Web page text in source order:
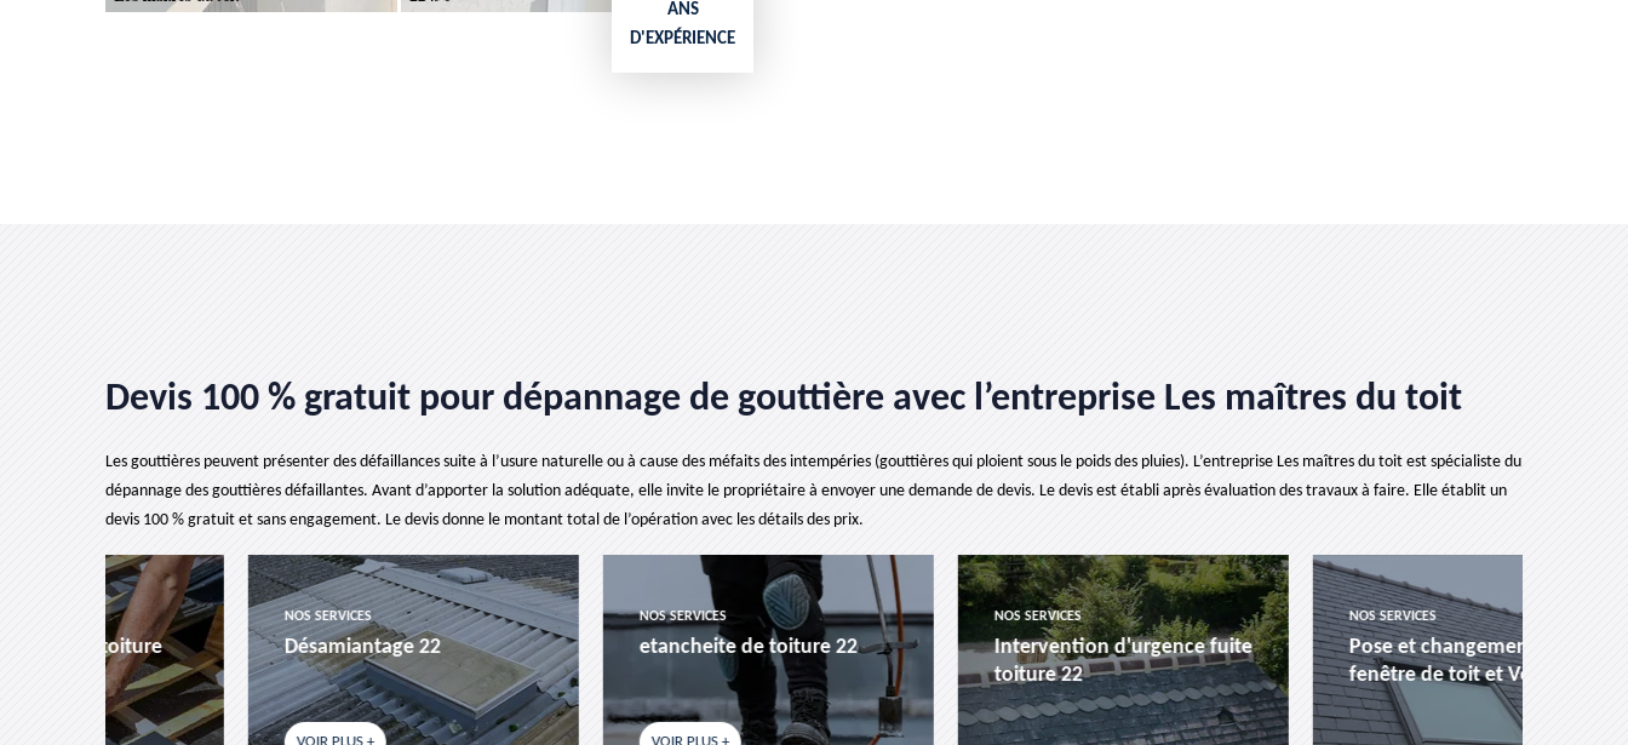
ANS
D'EXPÉRIENCE
Devis 100 % gratuit pour dépannage de gouttière avec l’entreprise Les maîtres du toit
Les gouttières peuvent présenter des défaillances suite à l’usure naturelle ou à cause des méfaits des intempéries (gouttières qui ploient sous le poids des pluies). L’entreprise Les maîtres du toit est spécialiste du
dépannage des gouttières défaillantes. Avant d’apporter la solution adéquate, elle invite le propriétaire à envoyer une demande de devis. Le devis est établi après évaluation des travaux à faire. Elle établit un
devis 100 % gratuit et sans engagement. Le devis donne le montant total de l’opération avec les détails des prix.
NOS SERVICES
Désamiantage 22
NOS SERVICES
etancheite de toiture 22
NOS SERVICES
Intervention d'urgence fuite
toiture 22
NOS SERVICES
Pose et changement de
fenêtre de toit et Velux 22